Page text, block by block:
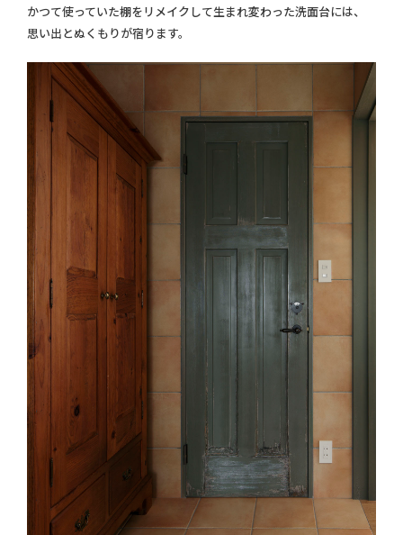
かつて使っていた棚をリメイクして生まれ変わった洗面台には、
思い出とぬくもりが宿ります。